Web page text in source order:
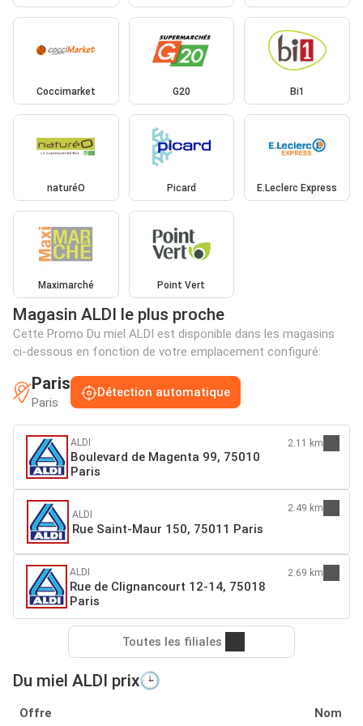
Coccimarket G20 Bi1
naturéO Picard E.Leclerc Express
Maximarché Point Vert
Magasin ALDI le plus proche
Cette Promo Du miel ALDI est disponible dans les magasins
ci-dessous en fonction de votre emplacement configuré:
Paris
Paris
Détection automatique
ALDI
Boulevard de Magenta 99, 75010
Paris
2.11 km
ALDI
Rue Saint-Maur 150, 75011 Paris
2.49 km
ALDI
Rue de Clignancourt 12-14, 75018
Paris
2.69 km
Toutes les filiales
Du miel ALDI prix🕒
Offre Nom